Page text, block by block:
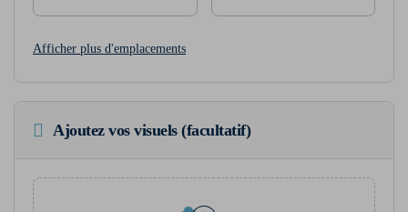
Afficher plus d'emplacements
Ajoutez vos visuels (facultatif)